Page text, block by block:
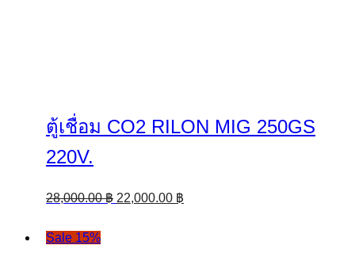
ตู้เชื่อม CO2 RILON MIG 250GS
220V.
28,000.00฿ Original
22,000.00 ฿
Sale 15%